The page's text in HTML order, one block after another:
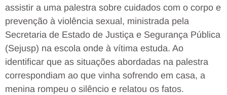
assistir a uma palestra sobre cuidados com o corpo e
prevenção à violência sexual, ministrada pela
Secretaria de Estado de Justiça e Segurança Pública
(Sejusp) na escola onde à vítima estuda. Ao
identificar que as situações abordadas na palestra
correspondiam ao que vinha sofrendo em casa, a
menina rompeu o silêncio e relatou os fatos.